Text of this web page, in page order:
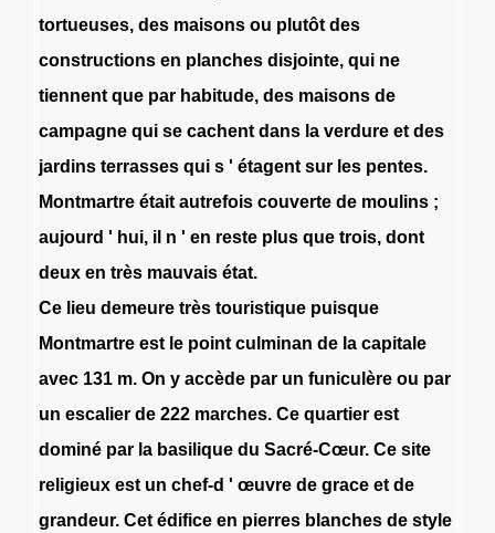
tortueuses, des maisons ou plutôt des
constructions en planches disjointe, qui ne
tiennent que par habitude, des maisons de
campagne qui se cachent dans la verdure et des
jardins terrasses qui s ' étagent sur les pentes.
Montmartre était autrefois couverte de moulins ;
aujourd ' hui, il n ' en reste plus que trois, dont
deux en très mauvais état.
Ce lieu demeure très touristique puisque
Montmartre est le point culminan de la capitale
avec 131 m. On y accède par un funiculère ou par
un escalier de 222 marches. Ce quartier est
dominé par la basilique du Sacré-Cœur. Ce site
religieux est un chef-d ' œuvre de grace et de
grandeur. Cet édifice en pierres blanches de style